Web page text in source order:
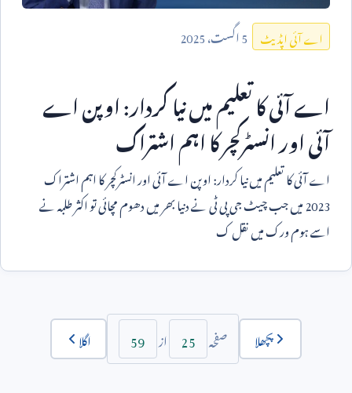
اے آئی اپڈیٹ 5اگست،2025
اے آئی کا تعلیم میں نیا کردار: اوپن اے
آئی اور انسٹرکچر کا اہم اشتراک
اے آئی کا تعلیم میں نیا کردار: اوپن اے آئی اور انسٹرکچر کا اہم اشتراک
2023میں جب چیٹ جی پی ٹی نے دنیا بھر میں دھوم مچائی تو اکثر طلبہ نے
اسے ہوم ورک میں نقل ک
پچھلا صفحہ 25 از 59 اگلا